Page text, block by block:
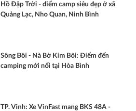
Hồ Đập Trời - điểm camp siêu đẹp ở xã
Quảng Lạc, Nho Quan, Ninh Bình
Sông Bôi - Nà Bờ Kim Bôi: Điểm đến
camping mới nổi tại Hòa Bình
TP. Vinh: Xe VinFast mang BKS 48A -